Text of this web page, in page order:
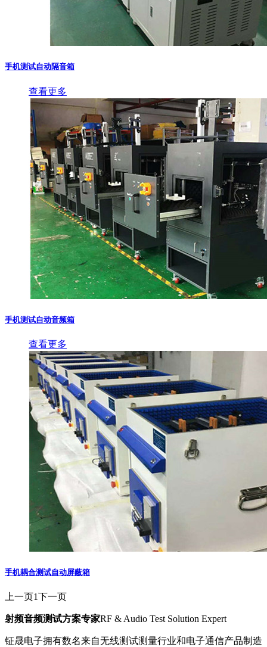
手机测试自动隔音箱
查看更多
手机测试自动音频箱
查看更多
手机耦合测试自动屏蔽箱
上一页1下一页
射频音频测试方案专家RF & Audio Test Solution Expert
钲晟电子拥有数名来自无线测试测量行业和电子通信产品制造